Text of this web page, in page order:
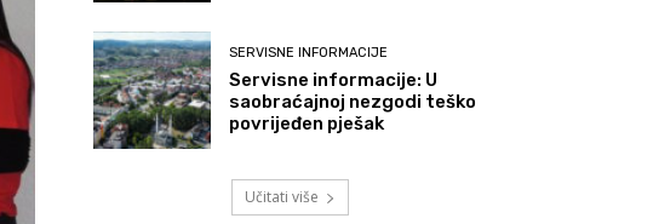
SERVISNE INFORMACIJE
Servisne informacije: U
saobraćajnoj nezgodi teško
povrijeđen pješak
Učitati više